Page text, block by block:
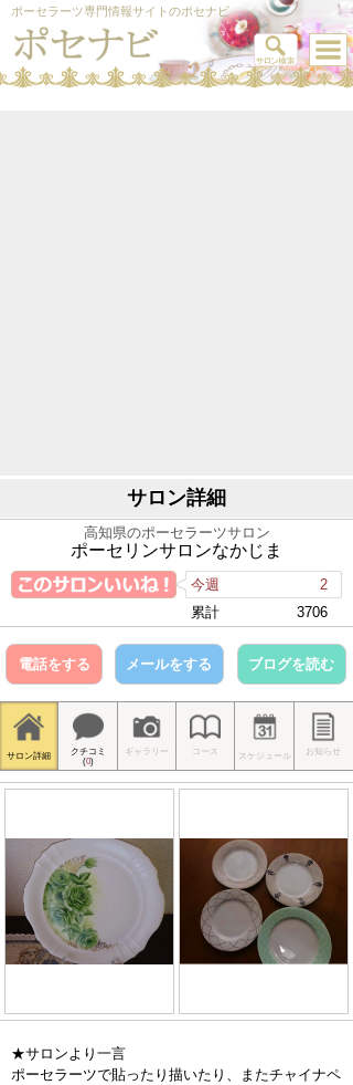
ポーセラーツ専門情報サイトのポセナビ
サロン詳細
高知県のポーセラーツサロン
ポーセリンサロンなかじま
今週
2
累計
3706
電話をする メールをする ブログを読む
サロン詳細
クチコミ
(0)
ギャラリー コース スケジュール お知らせ
★サロンより一言
ポーセラーツで貼ったり描いたり、またチャイナペ